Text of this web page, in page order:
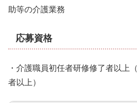
助等の介護業務
応募資格
・介護職員初任者研修修了者以上
者以上）